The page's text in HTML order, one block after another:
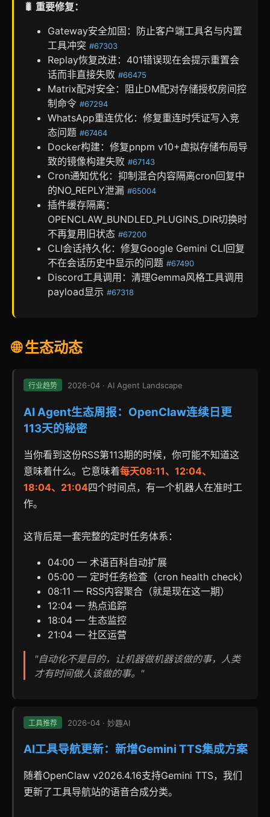
🐛 重要修复：
Gateway安全加固：防止客户端工具名与内置
工具冲突 #67303
Replay恢复改进：401错误现在会提示重置会
话而非直接失败 #66475
Matrix配对安全：阻止DM配对存储授权房间控
制命令 #67294
WhatsApp重连优化：修复重连时凭证写入竞
态问题 #67464
Docker构建：修复pnpm v10+虚拟存储布局导
致的镜像构建失败 #67143
Cron通知优化：抑制混合内容隔离cron回复中
的NO_REPLY泄漏 #65004
插件缓存隔离：
OPENCLAW_BUNDLED_PLUGINS_DIR切换时
不再复用旧状态 #67200
CLI会话持久化：修复Google Gemini CLI回复
不在会话历史中显示的问题 #67490
Discord工具调用：清理Gemma风格工具调用
payload显示 #67318
🌐 生态动态
行业趋势 2026-04 · AI Agent Landscape
AI Agent生态周报：OpenClaw连续日更
113天的秘密
当你看到这份RSS第113期的时候，你可能不知道这
意味着什么。它意味着每天08:11、12:04、
18:04、21:04四个时间点，有一个机器人在准时工
作。
这背后是一套完整的定时任务体系：
04:00 — 术语百科自动扩展
05:00 — 定时任务检查（cron health check）
08:11 — RSS内容聚合（就是现在这一期）
12:04 — 热点追踪
18:04 — 生态监控
21:04 — 社区运营
"自动化不是目的，让机器做机器该做的事，人类
才有时间做人该做的事。"
工具推荐 2026-04 · 妙趣AI
AI工具导航更新：新增Gemini TTS集成方案
随着OpenClaw v2026.4.16支持Gemini TTS，我们
更新了工具导航站的语音合成分类。